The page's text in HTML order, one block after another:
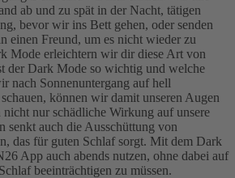
ab und zu spät in der Nacht, tätigen
bevor wir ins Bett gehen, oder senden
einen Freund, um es nicht wieder zu
Mode erleichtern wir dir diese Art von
der Dark Mode so wichtig und welche
nach Sonnenuntergang auf hell
können wir damit unseren Augen
nur schädliche Wirkung auf unsere
senkt auch die Ausschüttung von
das für guten Schlaf sorgt. Mit dem Dark
App auch abends nutzen, ohne dabei auf
beeinträchtigen zu müssen.